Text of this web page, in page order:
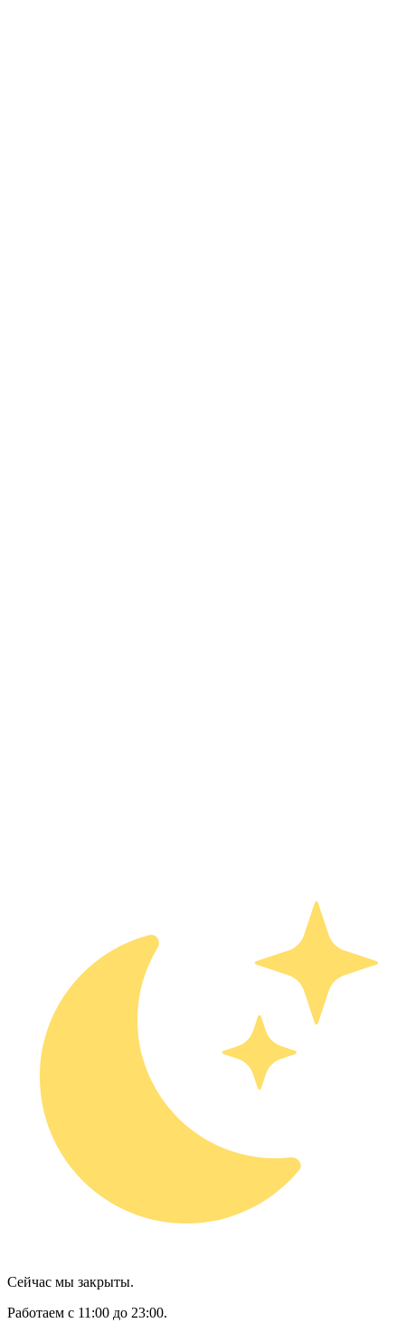
Сейчас мы закрыты.
Работаем с 11:00 до 23:00.